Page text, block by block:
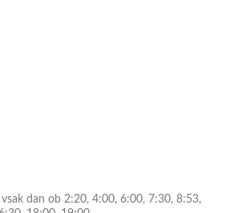
dan ob 2:20, 4:00, 6:00, 7:30, 8:53,